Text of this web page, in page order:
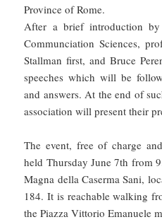
Province of Rome.
After a brief introduction
Communciation Sciences,
Stallman first, and Bruce
speeches which will be
and answers. At the end of
association will present their
The event, free of charge
held Thursday June 7th from
Magna della Caserma Sani,
184. It is reachable walking
the Piazza Vittorio Emanuele